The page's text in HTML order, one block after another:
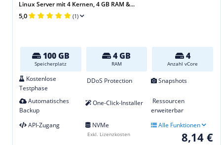
Linux Server mit 4 Kernen, 4 GB RAM &...
5,0 (1)
100 GB
Speicherplatz
4 GB
RAM
4
Anzahl vCore
Kostenlose
Testphase
DDoS Protection Snapshots
Automatisches
Backup
One-Click-Installer
Ressourcen
erweiterbar
API-Zugang
NVMe Alle Funktionen
8,14 €
Exkl. Lizenzkosten